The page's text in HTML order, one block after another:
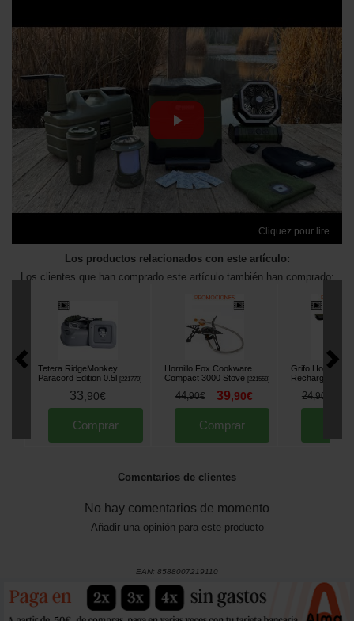
Cliquez pour lire
Los productos relacionados con este artículo:
Los clientes que han comprado este artículo también han comprado:
Tetera RidgeMonkey
Paracord Edition 0.5l
[221779]
33,90€
Comprar
Hornillo Fox Cookware
Compact 3000 Stove [221558]
44,90€ 39,90€
Comprar
Grifo Holdcarp
Rechargeable
24,90
Comentarios de clientes
No hay comentarios de momento
Añadir una opinión para este producto
EAN: 8588007219110